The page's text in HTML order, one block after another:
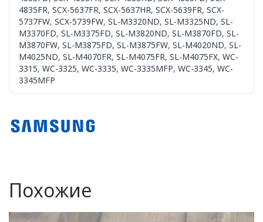
4835FR, SCX-5637FR, SCX-5637HR, SCX-5639FR, SCX-
5737FW, SCX-5739FW, SL-M3320ND, SL-M3325ND, SL-
M3370FD, SL-M3375FD, SL-M3820ND, SL-M3870FD, SL-
M3870FW, SL-M3875FD, SL-M3875FW, SL-M4020ND, SL-
M4025ND, SL-M4070FR, SL-M4075FR, SL-M4075FX, WC-
3315, WC-3325, WC-3335, WC-3335MFP, WC-3345, WC-
3345MFP
Похожие